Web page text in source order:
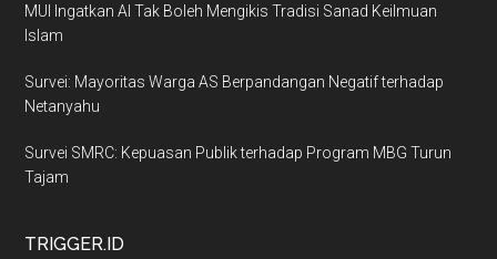
MUI Ingatkan AI Tak Boleh Mengikis Tradisi Sanad Keilmuan
Islam
Survei: Mayoritas Warga AS Berpandangan Negatif terhadap
Netanyahu
Survei SMRC: Kepuasan Publik terhadap Program MBG Turun
Tajam
TRIGGER.ID